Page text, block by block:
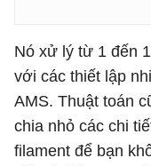
Nó xử lý từ 1 đến
với các thiết lập
AMS. Thuật toán
chia nhỏ các chi
filament để bạn